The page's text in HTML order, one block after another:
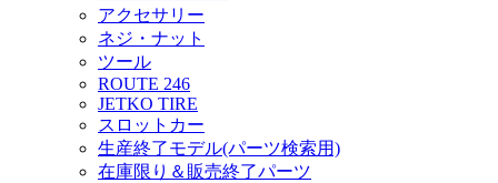
アクセサリー
ネジ・ナット
ツール
ROUTE 246
JETKO TIRE
スロットカー
生産終了モデル(パーツ検索用)
在庫限り＆販売終了パーツ